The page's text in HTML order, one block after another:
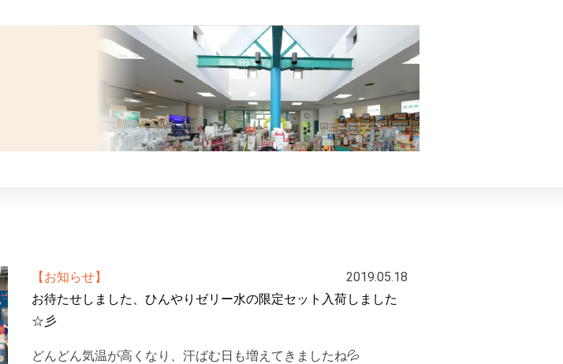
2019.05.18
【お知らせ】
お待たせしました、ひんやりゼリー水の限定セット入荷しました
☆彡
どんどん気温が高くなり、汗ばむ日も増えてきましたね💦